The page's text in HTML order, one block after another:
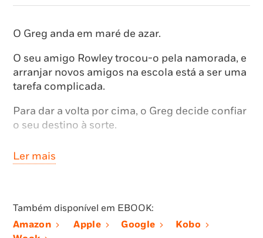
O Greg anda em maré de azar.
O seu amigo Rowley trocou-o pela namorada, e
arranjar novos amigos na escola está a ser uma
tarefa complicada.
Para dar a volta por cima, o Greg decide confiar
o seu destino à sorte.
Será que, ao rolar os dados, a sua vida vai para
melhor, ou será que o Greg vai passar o resto da
Este livro é o oitavo volume da série
de um Banana
extraordinário sucesso entre nós e a nível
Ler mais
Também disponível em EBOOK:
Amazon
Apple Google
Kobo